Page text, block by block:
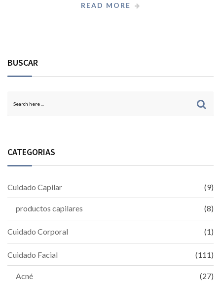
READ MORE
BUSCAR
CATEGORIAS
Cuidado Capilar (9)
productos capilares (8)
Cuidado Corporal (1)
Cuidado Facial (111)
Acné (27)